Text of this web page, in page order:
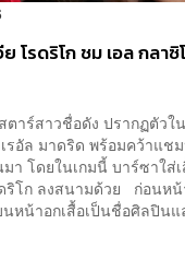
โรดริโก ชม เอล กลา
ตาร์สาวชื่อดัง ปรากฏตัวใ
รอัล มาดริด พร้อมคว้าแช
า โดยในเกมนี้ บาร์ซาใส่
ริโก ลงสนามด้วย ก่อนหน้
นหน้าอกเสื้อเป็นชื่อศิลปิน